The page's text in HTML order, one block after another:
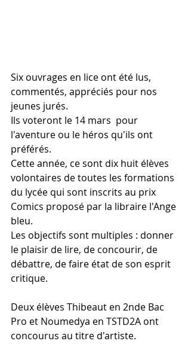
Six ouvrages en lice ont été lus,
commentés, appréciés pour nos
jeunes jurés.
Ils voteront le 14 mars  pour
l'aventure ou le héros qu'ils ont
préférés.
Cette année, ce sont dix huit élèves
volontaires de toutes les formations
du lycée qui sont inscrits au prix
Comics proposé par la libraire l'Ange
bleu.
Les objectifs sont multiples : donner
le plaisir de lire, de concourir, de
débattre, de faire état de son esprit
critique.
Deux élèves Thibeaut en 2nde Bac
Pro et Noumedya en TSTD2A ont
concourus au titre d'artiste.